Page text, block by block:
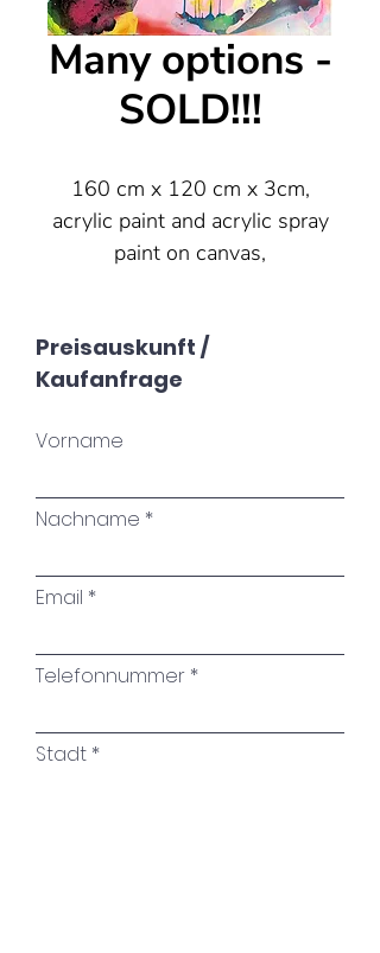
Many options -
SOLD!!!
160 cm x 120 cm x 3cm,
acrylic paint and acrylic spray
paint on canvas,
Preisauskunft /
Kaufanfrage
Vorname
Nachname
Email
Telefonnummer
Stadt